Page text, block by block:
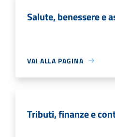
Salute, benessere e
VAI ALLA PAGINA
Tributi, finanze e